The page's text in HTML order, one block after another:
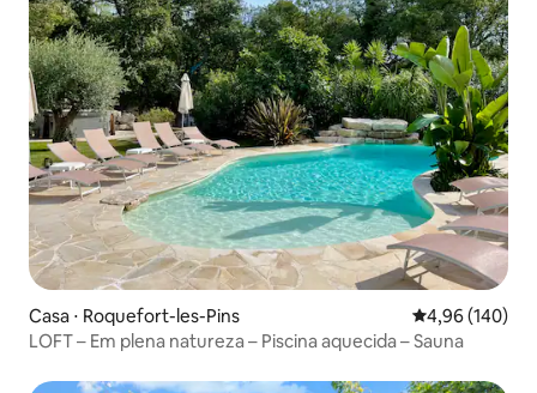
Casa ⋅ Roquefort-les-Pins 4,96 de uma
4,96 (140)
LOFT – Em plena natureza – Piscina aquecida – Sauna